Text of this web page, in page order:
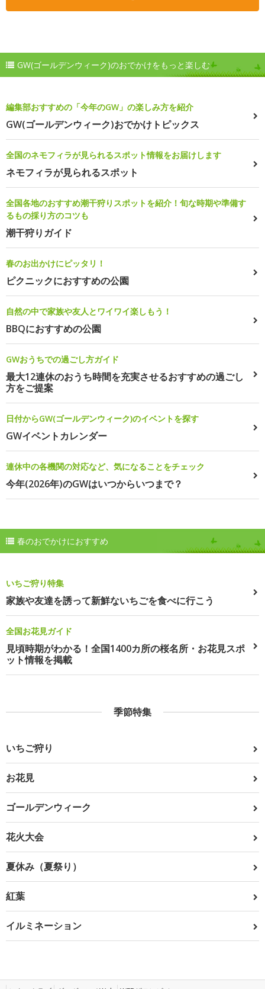
GW(ゴールデンウィーク)のおでかけをもっと楽しむ
編集部おすすめの「今年のGW」の楽しみ方を紹介
GW(ゴールデンウィーク)おでかけトピックス
全国のネモフィラが見られるスポット情報をお届けします
ネモフィラが見られるスポット
全国各地のおすすめ潮干狩りスポットを紹介！旬な時期や準備す
るもの採り方のコツも
潮干狩りガイド
春のお出かけにピッタリ！
ピクニックにおすすめの公園
自然の中で家族や友人とワイワイ楽しもう！
BBQにおすすめの公園
GWおうちでの過ごし方ガイド
最大12連休のおうち時間を充実させるおすすめの過ごし
方をご提案
日付からGW(ゴールデンウィーク)のイベントを探す
GWイベントカレンダー
連休中の各機関の対応など、気になることをチェック
今年(2026年)のGWはいつからいつまで？
春のおでかけにおすすめ
いちご狩り特集
家族や友達を誘って新鮮ないちごを食べに行こう
全国お花見ガイド
見頃時期がわかる！全国1400カ所の桜名所・お花見スポ
ット情報を掲載
季節特集
いちご狩り
お花見
ゴールデンウィーク
花火大会
夏休み（夏祭り）
紅葉
イルミネーション